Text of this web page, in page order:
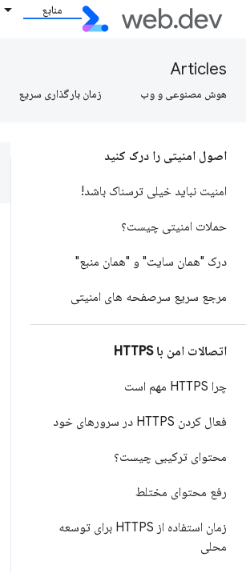
منابع
Articles
هوش مصنوعی و وب زمان بارگذاری سریع
اصول امنیتی را درک کنید
امنیت نباید خیلی ترسناک باشد!
حملات امنیتی چیست؟
درک "همان سایت" و "همان منبع"
مرجع سریع سرصفحه های امنیتی
اتصالات امن با HTTPS
چرا HTTPS مهم است
فعال کردن HTTPS در سرورهای خود
محتوای ترکیبی چیست؟
رفع محتوای مختلط
زمان استفاده از HTTPS برای توسعه
محلی